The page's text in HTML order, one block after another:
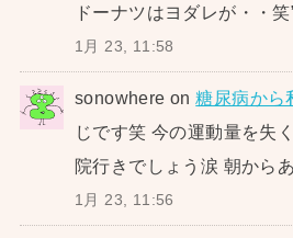
ドーナツはヨダレが・・笑
1月 23, 11:58
sonowhere on糖尿病から
じです笑 今の運動量を失
院行きでしょう涙 朝から
1月 23, 11:56